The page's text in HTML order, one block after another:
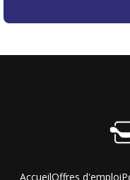
AccueilOffres d'emploi